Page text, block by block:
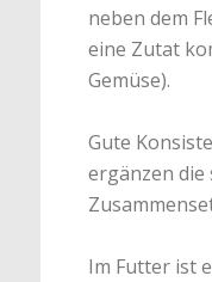
neben dem
eine Zutat
Gemüse).
Gute
ergänzen die
Im Futter ist